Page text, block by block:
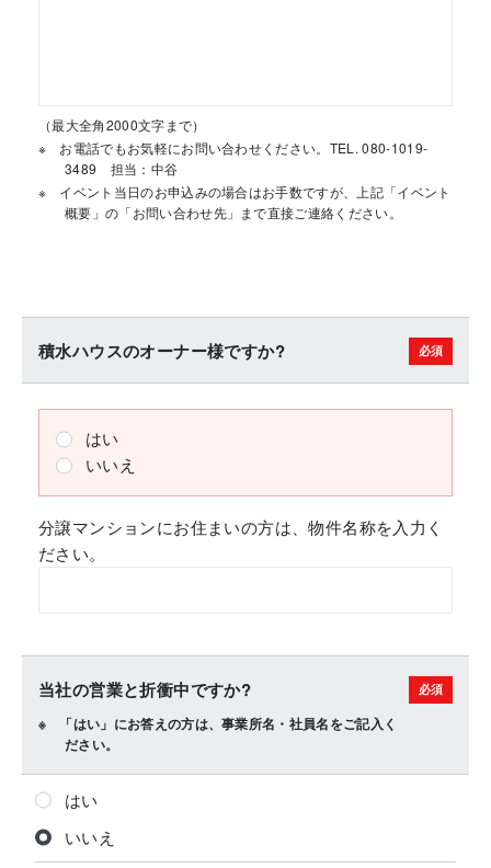
（最大全角2000文字まで）
お電話でもお気軽にお問い合わせください。TEL. 080-1019-
3489 担当：中谷
イベント当日のお申込みの場合はお手数ですが、上記「イベント
概要」の「お問い合わせ先」まで直接ご連絡ください。
積水ハウスのオーナー様ですか?
はい
いいえ
分譲マンションにお住まいの方は、物件名称を入力く
ださい。
当社の営業と折衝中ですか?
「はい」にお答えの方は、事業所名・社員名をご記入く
ださい。
はい
いいえ